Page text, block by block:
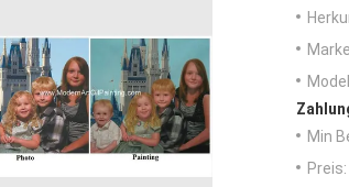
Min
Preis: